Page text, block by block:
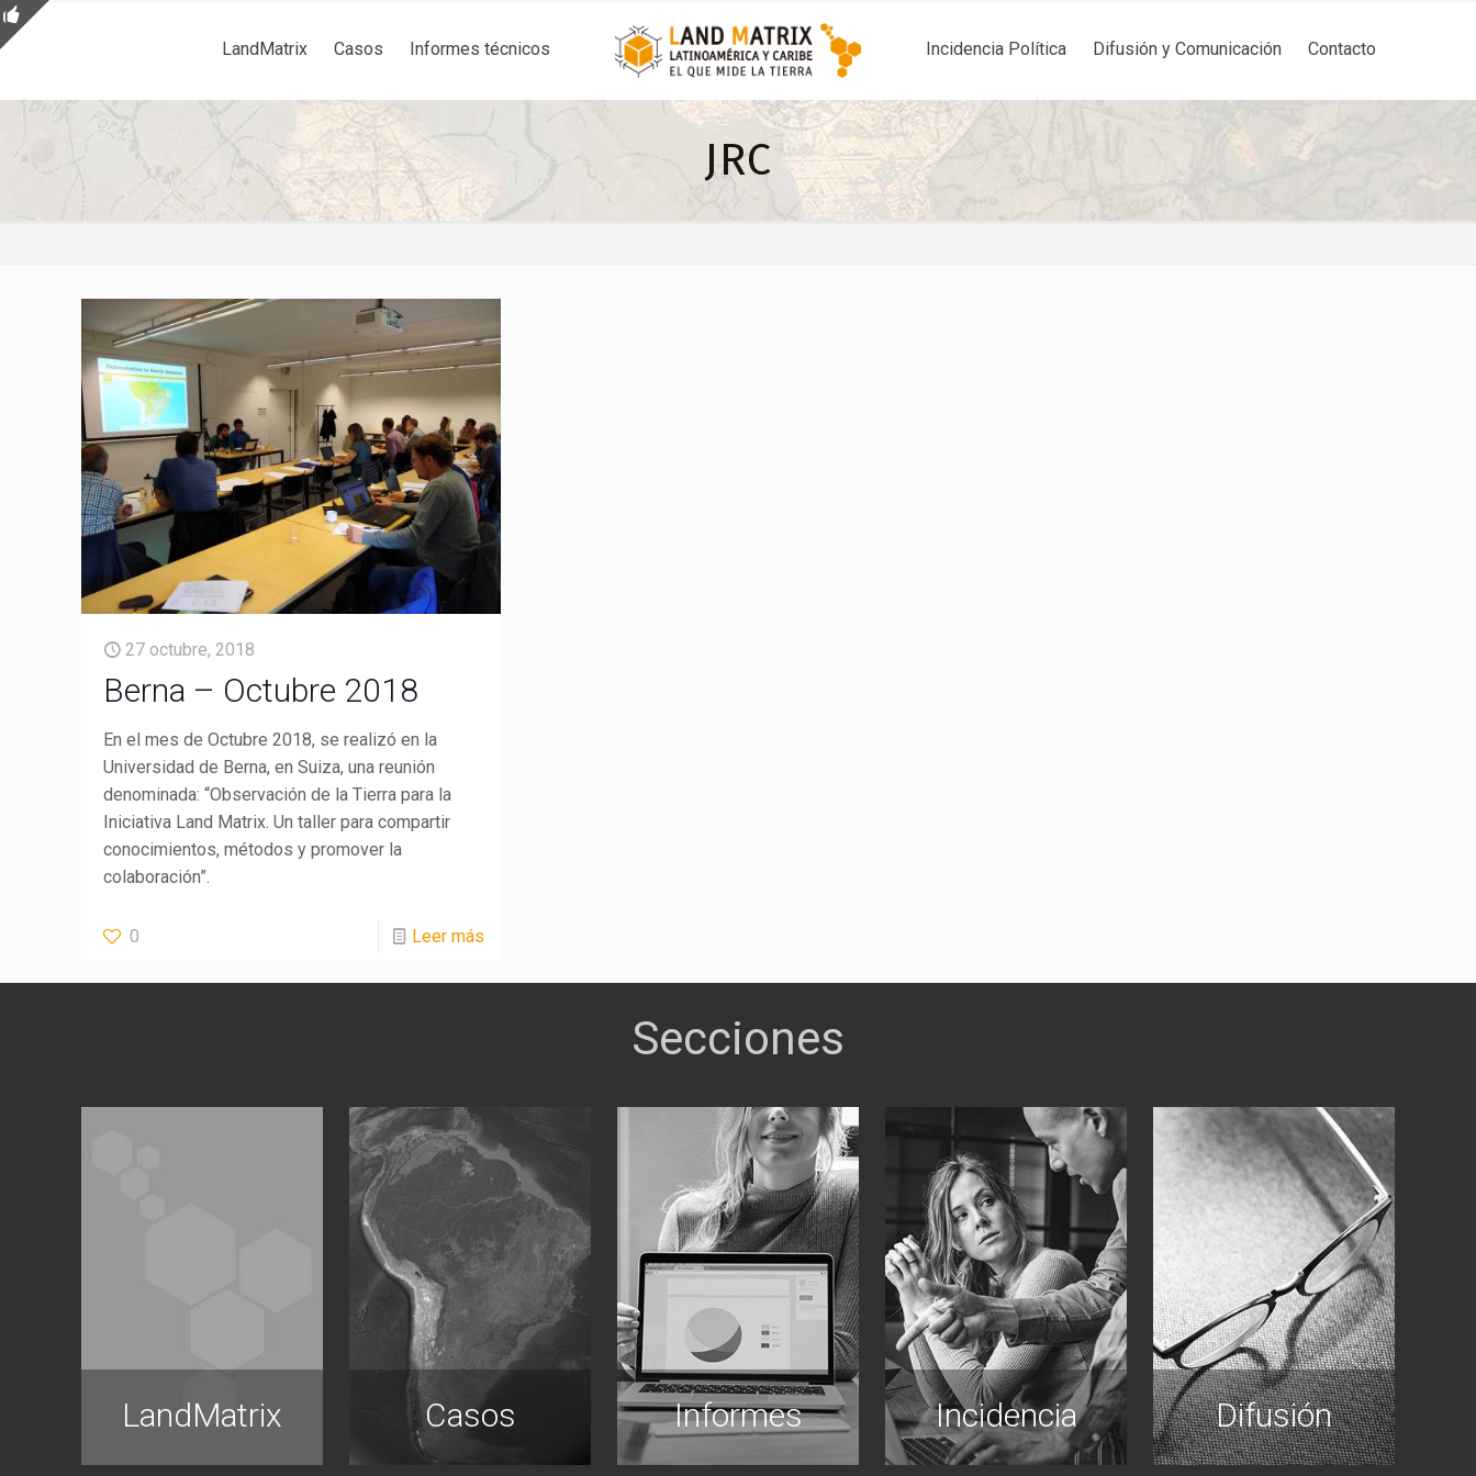
LandMatrix Casos Informes técnicos Incidencia Política Difusión y Comunicación Contacto
JRC
27 octubre, 2018
Berna – Octubre 2018
En el mes de Octubre 2018, se realizó en la
Universidad de Berna, en Suiza, una reunión
denominada: “Observación de la Tierra para la
Iniciativa Land Matrix. Un taller para compartir
conocimientos, métodos y promover la
colaboración”.
0 Leer más
LandMatrix Casos Informes Incidencia Difusión